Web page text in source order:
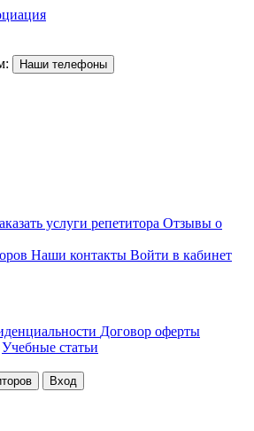
Наши телефоны
услуги репетитора Отзывы о
Наши контакты Войти в кабинет
Договор оферты
Учебные статьи
Вход